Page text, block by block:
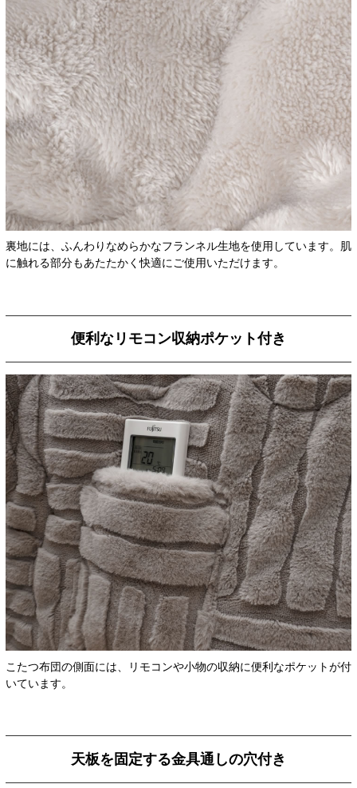
裏地には、ふんわりなめらかなフランネル生地を使用しています。肌
に触れる部分もあたたかく快適にご使用いただけます。
便利なリモコン収納ポケット付き
こたつ布団の側面には、リモコンや小物の収納に便利なポケットが付
いています。
天板を固定する金具通しの穴付き